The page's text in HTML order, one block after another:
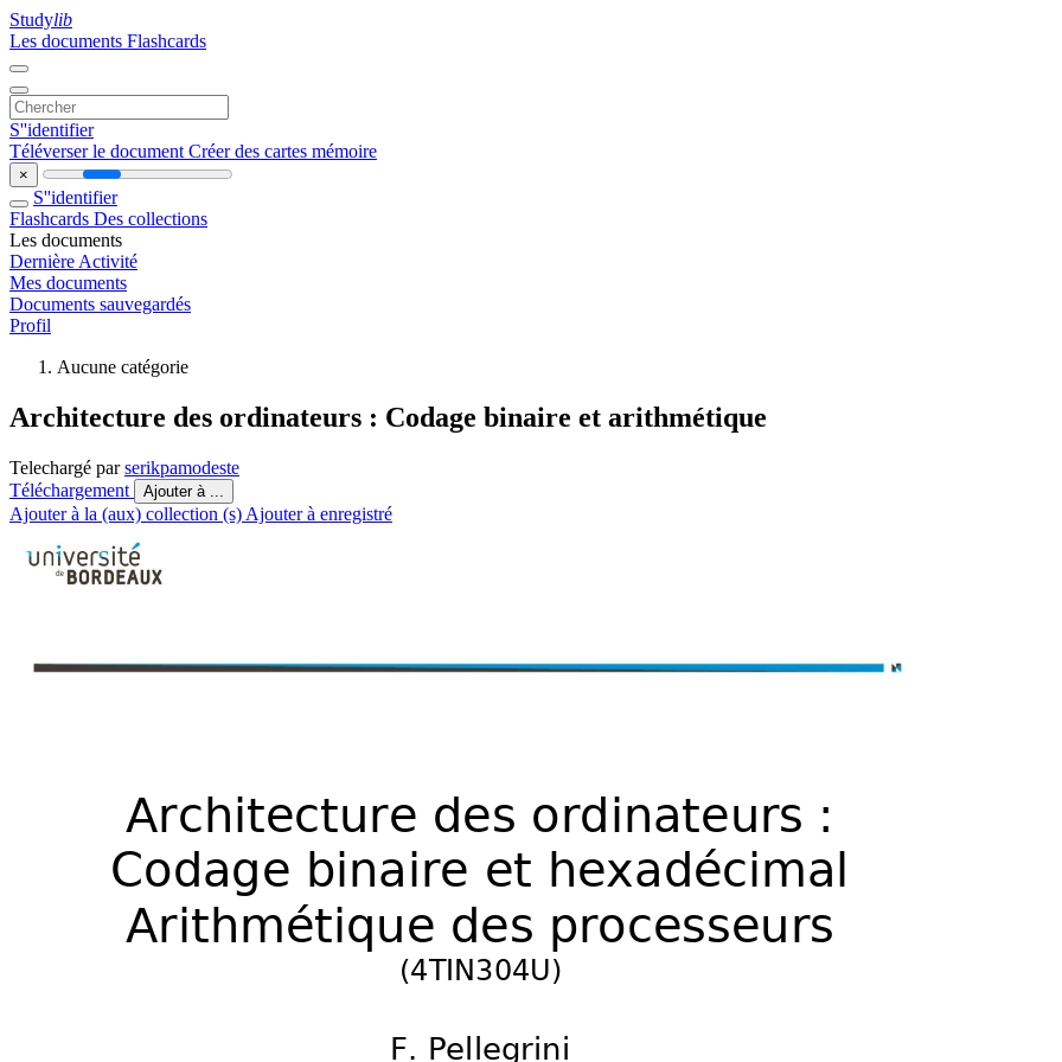
Studylib
Les documents Flashcards
S''identifier
Téléverser le document Créer des cartes mémoire
×
S''identifier
Flashcards Des collections
Les documents
Dernière Activité
Mes documents
Documents sauvegardés
Profil
Aucune catégorie
Architecture des ordinateurs : Codage binaire et arithmétique
Telechargé parserikpamodeste
Téléchargement
Ajouter à ...
Ajouter à la (aux) collection (s) Ajouter à enregistré
 
 
 !"
#$%&'()
